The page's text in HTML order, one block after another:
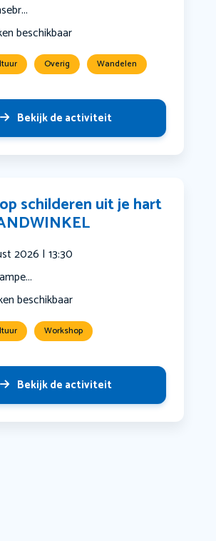
beschikbaar
Overig Wandelen
Bekijk de activiteit
schilderen uit je hart
2026 | 13:30
beschikbaar
Workshop
Bekijk de activiteit